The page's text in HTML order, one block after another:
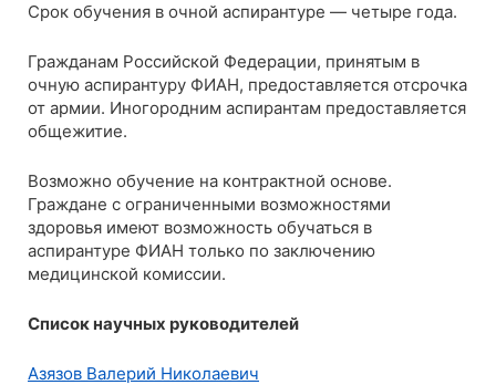
Срок обучения в очной аспирантуре — четыре года.
Гражданам Российской Федерации, принятым в
очную аспирантуру ФИАН, предоставляется отсрочка
от армии. Иногородним аспирантам предоставляется
общежитие.
Возможно обучение на контрактной основе.
Граждане с ограниченными возможностями
здоровья имеют возможность обучаться в
аспирантуре ФИАН только по заключению
медицинской комиссии.
Список научных руководителей
Азязов Валерий Николаевич